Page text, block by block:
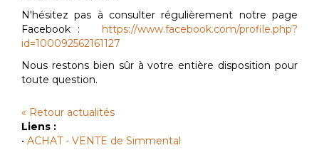
N'hésitez pas à consulter régulièrement notre page
Facebook : https://www.facebook.com/profile.php?
id=100092562161127
Nous restons bien sûr à votre entière disposition pour
toute question.
« Retour actualités
Liens :
• ACHAT - VENTE de Simmental